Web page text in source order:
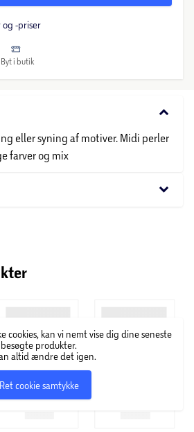
og -priser
Byt i butik
keyboard_arrow_down
eller syning af motiver. Midi perler
farver og mix
keyboard_arrow_down
cookies, kan vi nemt vise dig dine seneste
besøgte produkter.
altid ændre det igen.
Ret cookie samtykke